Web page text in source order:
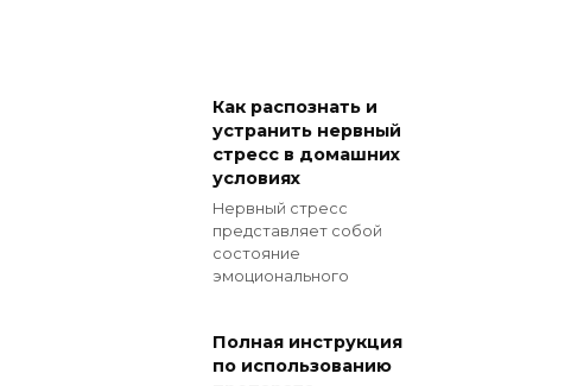
Как распознать и
устранить нервный
стресс в домашних
условиях
Нервный стресс
представляет собой
состояние
эмоционального
Полная инструкция
по использованию